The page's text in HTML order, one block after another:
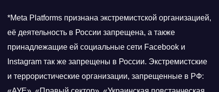
*Meta Platforms признана экстремистской организацией,
её деятельность в России запрещена, а также
принадлежащие ей социальные сети Facebook и
Instagram так же запрещены в России. Экстремистские
и террористические организации, запрещенные в РФ: